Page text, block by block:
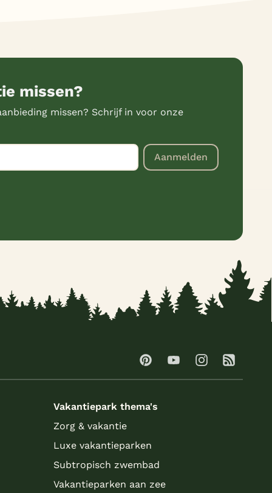
missen?
missen? Schrijf in voor onze
Aanmelden
Vakantiepark thema's
Zorg & vakantie
Luxe vakantieparken
Subtropisch zwembad
Vakantieparken aan zee